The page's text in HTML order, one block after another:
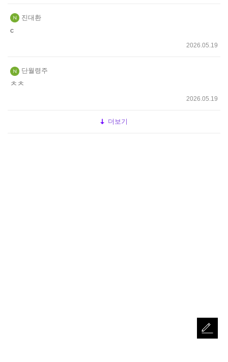
진대환
c
2026.05.19
단월령주
ㅊㅊ
2026.05.19
더보기